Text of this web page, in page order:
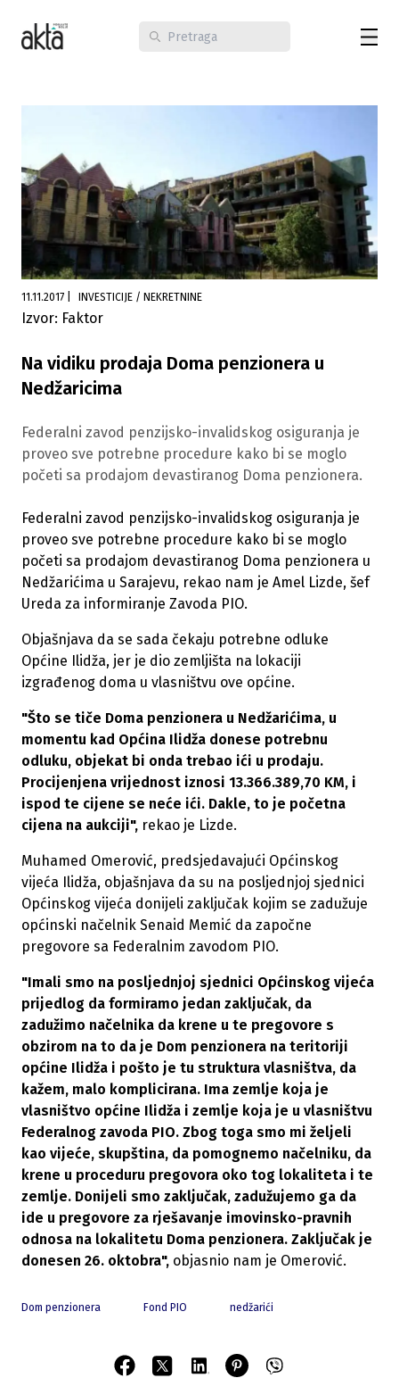
11.11.2017 INVESTICIJE / NEKRETNINE
Izvor: Faktor
Na vidiku prodaja Doma penzionera u
Nedžaricima
Federalni zavod penzijsko-invalidskog osiguranja je
proveo sve potrebne procedure kako bi se moglo
početi sa prodajom devastiranog Doma penzionera.
Federalni zavod penzijsko-invalidskog osiguranja je
proveo sve potrebne procedure kako bi se moglo
početi sa prodajom devastiranog Doma penzionera u
Nedžarićima u Sarajevu, rekao nam je Amel Lizde, šef
Ureda za informiranje Zavoda PIO.
Objašnjava da se sada čekaju potrebne odluke
Općine Ilidža, jer je dio zemljišta na lokaciji
izgrađenog doma u vlasništvu ove općine.
"Što se tiče Doma penzionera u Nedžarićima, u
momentu kad Općina Ilidža donese potrebnu
odluku, objekat bi onda trebao ići u prodaju.
Procijenjena vrijednost iznosi 13.366.389,70 KM, i
ispod te cijene se neće ići. Dakle, to je početna
cijena na aukciji", rekao je Lizde.
Muhamed Omerović, predsjedavajući Općinskog
vijeća Ilidža, objašnjava da su na posljednjoj sjednici
Općinskog vijeća donijeli zaključak kojim se zadužuje
općinski načelnik Senaid Memić da započne
pregovore sa Federalnim zavodom PIO.
"Imali smo na posljednjoj sjednici Općinskog vijeća
prijedlog da formiramo jedan zaključak, da
zadužimo načelnika da krene u te pregovore s
obzirom na to da je Dom penzionera na teritoriji
općine Ilidža i pošto je tu struktura vlasništva, da
kažem, malo komplicirana. Ima zemlje koja je
vlasništvo općine Ilidža i zemlje koja je u vlasništvu
Federalnog zavoda PIO. Zbog toga smo mi željeli
kao vijeće, skupština, da pomognemo načelniku, da
krene u proceduru pregovora oko tog lokaliteta i te
zemlje. Donijeli smo zaključak, zadužujemo ga da
ide u pregovore za rješavanje imovinsko-pravnih
odnosa na lokalitetu Doma penzionera. Zaključak je
donesen 26. oktobra", objasnio nam je Omerović.
Dom penzionera Fond PIO nedžarići